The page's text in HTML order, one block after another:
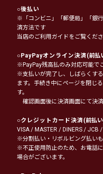
○後払い
※「コンビニ」「郵便局」「銀
済方法です
当店のご利用ガイドをご覧くだ
○PayPayオンライン決済(前払
※PayPay残高払のみ対応可能で
※支払いが完了し、しばらくす
ます。手続き中にページを閉じ
す。
確認画面後に決済画面にて決
○クレジットカード決済(前払
VISA / MASTER / DINERS / JCB
※分割払い・リボルビング払いも
※不正使用防止のため、お電話
場合がございます。